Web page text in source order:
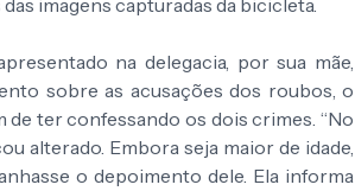
imagens capturadas da bicicleta.
na delegacia, por sua mãe,
sobre as acusações dos roubos, o
ter confessando os dois crimes. “No
alterado. Embora seja maior de idade,
o depoimento dele. Ela informa